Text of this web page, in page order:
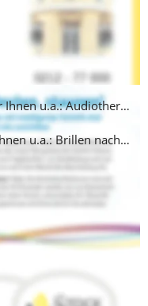
Im Bereich der Akustik bieten wir Ihnen u.a.: Audiotherapie
Im Bereich der Optik bieten wir Ihnen u.a.: Brillen nach Maß
ist seit 50 Jahren ein
Manfred Stock begann
der Firma Optik
unter dem Namen